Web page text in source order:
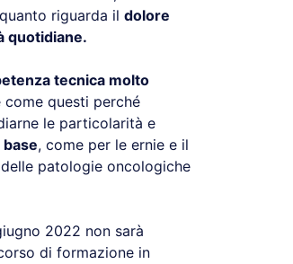
riguarda il dolore
quotidiane.
tecnica molto
questi perché
le particolarità e
, come per le ernie e il
patologie oncologiche
2022 non sarà
di formazione in